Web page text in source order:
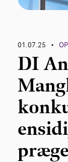
01.07.25 •
DI